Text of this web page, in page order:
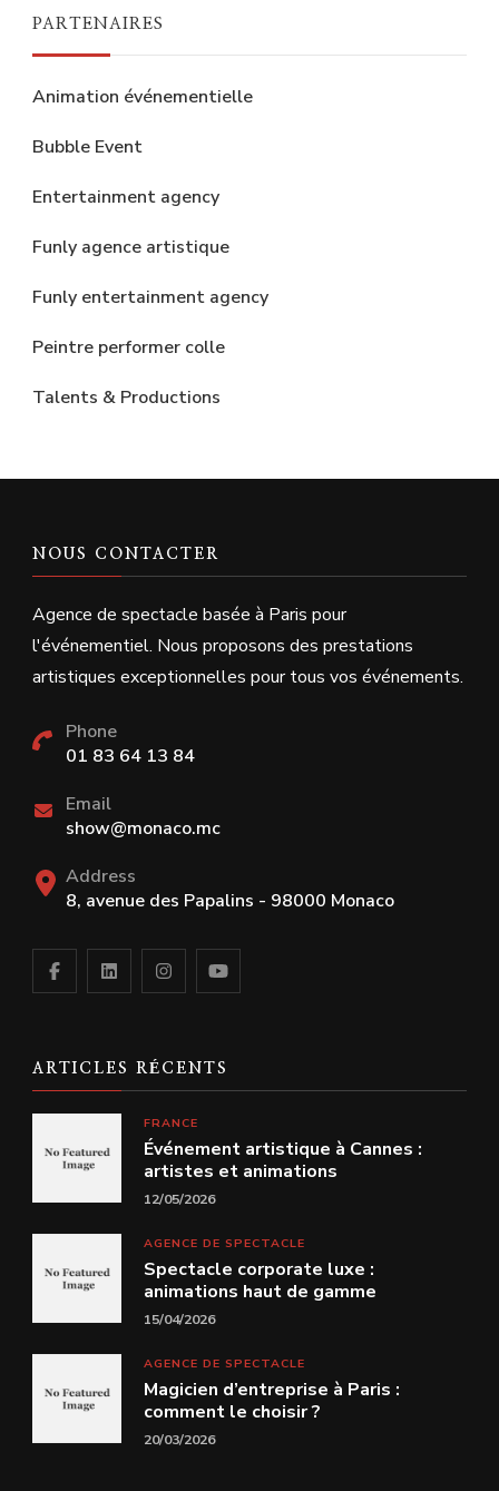
PARTENAIRES
Animation événementielle
Bubble Event
Entertainment agency
Funly agence artistique
Funly entertainment agency
Peintre performer colle
Talents & Productions
NOUS CONTACTER
Agence de spectacle basée à Paris pour
l'événementiel. Nous proposons des prestations
artistiques exceptionnelles pour tous vos événements.
Phone
01 83 64 13 84
Email
show@monaco.mc
Address
8, avenue des Papalins - 98000 Monaco
ARTICLES RÉCENTS
FRANCE
Événement artistique à Cannes :
artistes et animations
12/05/2026
AGENCE DE SPECTACLE
Spectacle corporate luxe :
animations haut de gamme
15/04/2026
AGENCE DE SPECTACLE
Magicien d’entreprise à Paris :
comment le choisir ?
20/03/2026